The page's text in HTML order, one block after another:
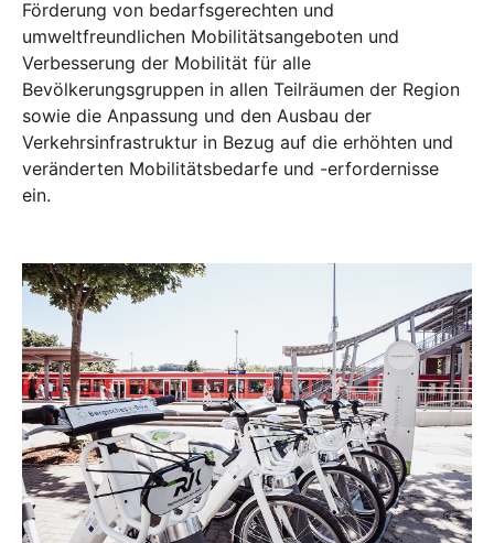
Förderung von bedarfsgerechten und
umweltfreundlichen Mobilitätsangeboten und
Verbesserung der Mobilität für alle
Bevölkerungsgruppen in allen Teilräumen der Region
sowie die Anpassung und den Ausbau der
Verkehrsinfrastruktur in Bezug auf die erhöhten und
veränderten Mobilitätsbedarfe und -erfordernisse
ein.